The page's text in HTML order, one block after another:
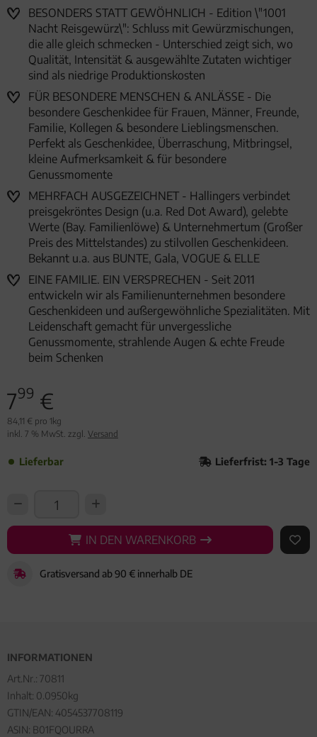
BESONDERS STATT GEWÖHNLICH - Edition \"1001
Nacht Reisgewürz\": Schluss mit Gewürzmischungen,
die alle gleich schmecken - Unterschied zeigt sich, wo
Qualität, Intensität & ausgewählte Zutaten wichtiger
sind als niedrige Produktionskosten
FÜR BESONDERE MENSCHEN & ANLÄSSE - Die
besondere Geschenkidee für Frauen, Männer, Freunde,
Familie, Kollegen & besondere Lieblingsmenschen.
Perfekt als Geschenkidee, Überraschung, Mitbringsel,
kleine Aufmerksamkeit & für besondere
Genussmomente
MEHRFACH AUSGEZEICHNET - Hallingers verbindet
preisgekröntes Design (u.a. Red Dot Award), gelebte
Werte (Bay. Familienlöwe) & Unternehmertum (Großer
Preis des Mittelstandes) zu stilvollen Geschenkideen.
Bekannt u.a. aus BUNTE, Gala, VOGUE & ELLE
EINE FAMILIE. EIN VERSPRECHEN - Seit 2011
entwickeln wir als Familienunternehmen besondere
Geschenkideen und außergewöhnliche Spezialitäten. Mit
Leidenschaft gemacht für unvergessliche
Genussmomente, strahlende Augen & echte Freude
beim Schenken
799 €
84,11 € pro 1kg
inkl. 7 % MwSt. zzgl. Versand
Lieferbar Lieferfrist: 1-3 Tage
IN DEN WARENKORB
IN DEN WARENKORB AUF
Gratisversand ab 90 € innerhalb DE
INFORMATIONEN
Art.Nr.: 70811
Inhalt: 0.0950kg
GTIN/EAN: 4054537708119
ASIN: B01FQOURRA